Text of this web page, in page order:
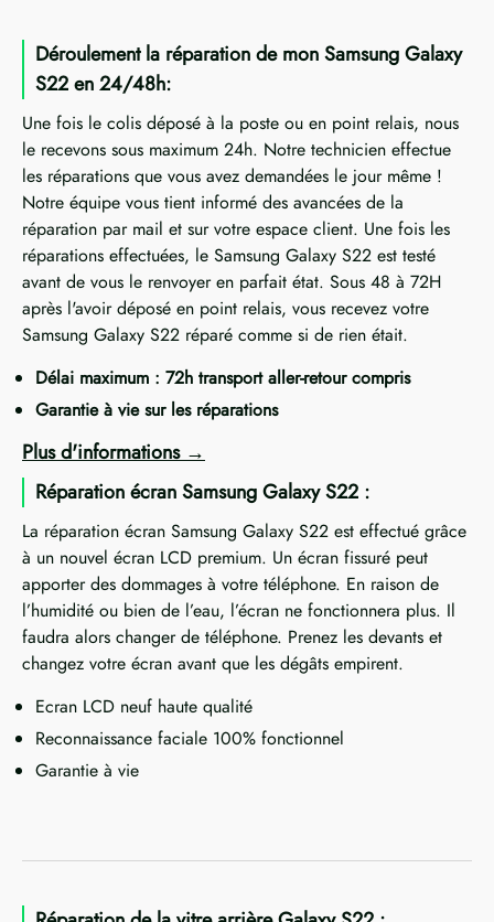
Déroulement la réparation de mon Samsung Galaxy
S22 en 24/48h:
Une fois le colis déposé à la poste ou en point relais, nous
le recevons sous maximum 24h. Notre technicien effectue
les réparations que vous avez demandées le jour même !
Notre équipe vous tient informé des avancées de la
réparation par mail et sur votre espace client. Une fois les
réparations effectuées, le Samsung Galaxy S22 est testé
avant de vous le renvoyer en parfait état. Sous 48 à 72H
après l'avoir déposé en point relais, vous recevez votre
Samsung Galaxy S22 réparé comme si de rien était.
Délai maximum : 72h transport aller-retour compris
Garantie à vie sur les réparations
Plus d'informations
Réparation écran Samsung Galaxy S22 :
La réparation écran Samsung Galaxy S22 est effectué grâce
à un nouvel écran LCD premium. Un écran fissuré peut
apporter des dommages à votre téléphone. En raison de
l’humidité ou bien de l’eau, l’écran ne fonctionnera plus. Il
faudra alors changer de téléphone. Prenez les devants et
changez votre écran avant que les dégâts empirent.
Ecran LCD neuf haute qualité
Reconnaissance faciale 100% fonctionnel
Garantie à vie